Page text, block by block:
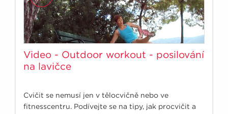
Video - Outdoor workout - posilování
na lavičce
Cvičit se nemusí jen v tělocvičně nebo ve
fitnesscentru. Podívejte se na tipy, jak procvičit a